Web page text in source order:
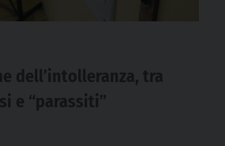
dell’intolleranza, tra
e “parassiti”